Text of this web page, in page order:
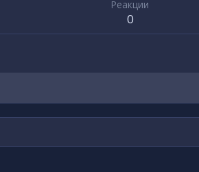
Реакции
0